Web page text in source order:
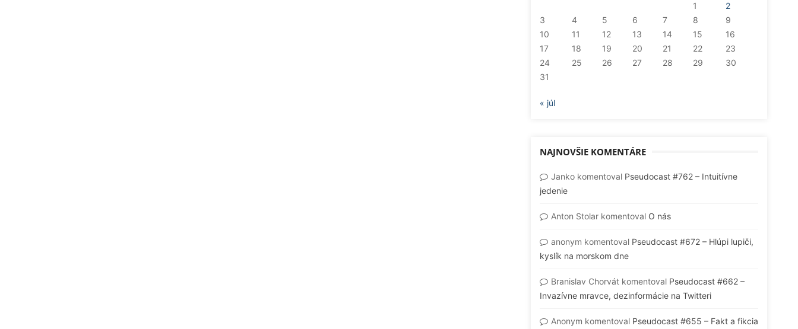
1
2
3
4 5 6 7 8
9
10
11 12 13 14 15
16
17
18 19 20 21 22
23
24
25 26 27 28 29
30
31
« júl
NAJNOVŠIE KOMENTÁRE
Jankokomentoval Pseudocast #762 – Intuitívne
jedenie
Anton Stolarkomentoval O nás
anonym komentoval Pseudocast #672 – Hlúpi lupiči,
kyslík na morskom dne
Branislav Chorvátkomentoval Pseudocast #662 –
Invazívne mravce, dezinformácie na Twitteri
Anonym komentoval Pseudocast #655 – Fakt a fikcia